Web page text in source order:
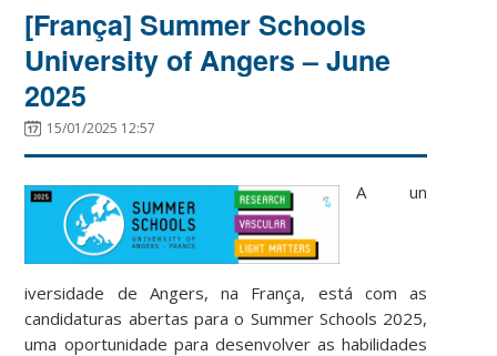
[França] Summer Schools
University of Angers – June
2025
15/01/2025 12:57
A un
iversidade de Angers, na França, está com as
candidaturas abertas para o Summer Schools 2025,
uma oportunidade para desenvolver as habilidades